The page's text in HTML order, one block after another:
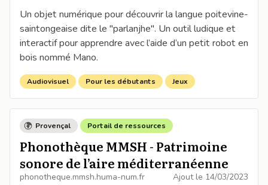
Un objet numérique pour découvrir la langue poitevine-
saintongeaise dite le "parlanjhe". Un outil ludique et
interactif pour apprendre avec l’aide d’un petit robot en
bois nommé Mano.
Audiovisuel Pour les débutants Jeux
Provençal Portail de ressources
Phonothèque MMSH - Patrimoine
sonore de l’aire méditerranéenne
phonotheque.mmsh.huma-num.fr Ajout le 14/03/2023